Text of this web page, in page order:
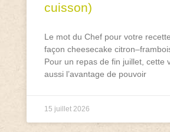
cuisson)
Le mot du Chef pour votre
façon cheesecake
Pour un repas de fin juillet, cette
aussi l’avantage de pouvoir
15 juillet 2026